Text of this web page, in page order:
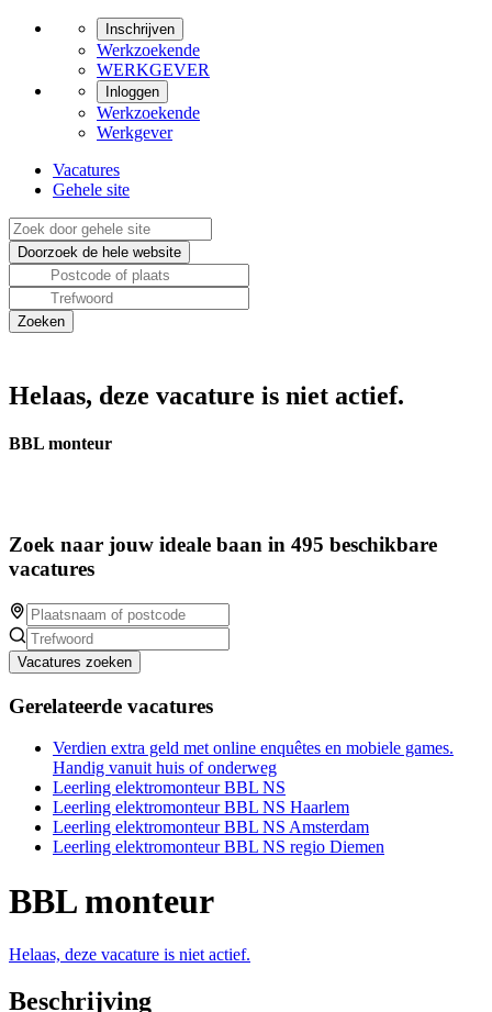
Inschrijven
Werkzoekende
WERKGEVER
Inloggen
Werkzoekende
Werkgever
Vacatures
Gehele site
Helaas, deze vacature is niet actief.
BBL monteur
Zoek naar jouw ideale baan in 495 beschikbare
vacatures
Vacatures zoeken
Gerelateerde vacatures
Verdien extra geld met online enquêtes en mobiele games.
Handig vanuit huis of onderweg
Leerling elektromonteur BBL NS
Leerling elektromonteur BBL NS Haarlem
Leerling elektromonteur BBL NS Amsterdam
Leerling elektromonteur BBL NS regio Diemen
BBL monteur
Helaas, deze vacature is niet actief.
Beschrijving